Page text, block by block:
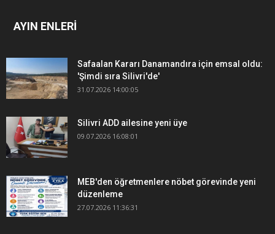
AYIN ENLERİ
Safaalan Kararı Danamandıra için emsal oldu:
'Şimdi sıra Silivri'de'
31.07.2026 14:00:05
Silivri ADD ailesine yeni üye
09.07.2026 16:08:01
MEB'den öğretmenlere nöbet görevinde yeni
düzenleme
27.07.2026 11:36:31